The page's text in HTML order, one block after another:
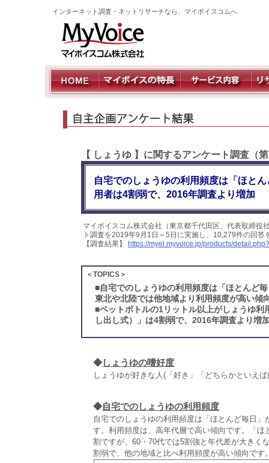
インターネット調査・ネットリサーチなら、マイボイスコムへ
【 しょうゆ 】に関するアンケート調査（
自宅でのしょうゆの利用頻度は「ほと
用者は4割弱で、2016年調査より増加
マイボイスコム株式会社（東京都千代田区、代表取締役
ト調査を2019年9月1日～5日に実施し、10,279件の回
【調査結果】
https://myel.myvoice.jp/products/
＜TOPICS＞
■自宅でのしょうゆの利用頻度は「ほとんど
東北や北陸では他地域より利用頻度が高い傾
■ペットボトルの1リットル以上がしょうゆ
し出し式）」は4割弱で、2016年調査より増
◆しょうゆの嗜好度
しょうゆが好きな人(「好き」「どちらかといえ
◆自宅でのしょうゆの利用頻度
自宅でのしょうゆの利用頻度は「ほとんど毎日
す。利用頻度は、高年代層で高い傾向です。「
割ですが、60・70代では5割強と年代差が大きく
割弱で、他の地域と比べ利用頻度が高い傾向です